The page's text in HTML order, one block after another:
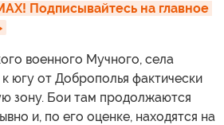
Подписывайтесь на главное
военного Мучного, села
югу от Доброполья фактически
зону. Бои там продолжаются
и, по его оценке, находятся на